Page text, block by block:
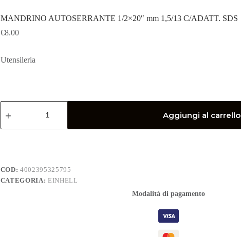
MANDRINO AUTOSERRANTE 1/2×20″ mm 1,5/13 C/ADATT. SDS
€8.00
Utensileria
MANDRINO
AUTOSERRANTE
mm
quantità
Aggiungi al carrello
COD:4002395325795
CATEGORIA: EINHELL
Modalità di pagamento